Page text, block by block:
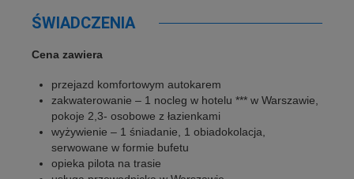
ŚWIADCZENIA
Cena zawiera
przejazd komfortowym autokarem
zakwaterowanie – 1 nocleg w hotelu *** w Warszawie,
pokoje 2,3- osobowe z łazienkami
wyżywienie – 1 śniadanie, 1 obiadokolacja,
serwowane w formie bufetu
opieka pilota na trasie